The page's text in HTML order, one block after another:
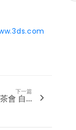
下一篇
會 自...